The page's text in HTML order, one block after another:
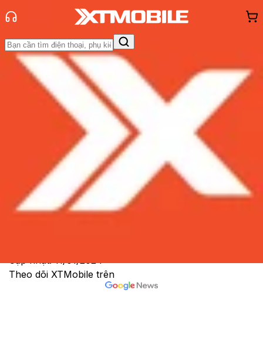
Trang chủ
Tin tức
So Sánh
Đánh Giá - Trên TaySo Sánh Tư vấnKhuyến
Hỏi đáp App - Game Thông báo
hàng - Sự kiện
So sánh ROG Phone 8 và ROG
Phone 7: Liệu có đáng để 'lên đời'?
Cập nhật:11/01/2024
Theo dõi XTMobile trên